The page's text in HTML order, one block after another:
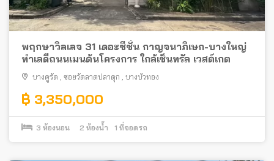
พฤกษาวิลเลจ 31 เดอะซีซั่น กาญจนาภิเษก-บางใหญ่
ทำเลดีถนนเมนต้นโครงการ ใกล้เซ็นทรัล เวสต์เกต
บางคูรัด ซอยวัดลาดปลาดุก บางบัวทอง
฿ 3,350,000
3 ห้องนอน 2 ห้องน้ำ 1 ที่จอดรถ